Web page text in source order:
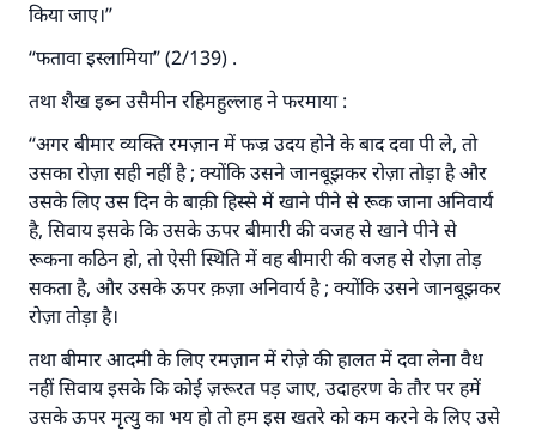
किया जाए।’’
‘‘फतावा इस्लामिया’’ (2/139) .
तथा शैख इब्न उसैमीन रहिमहुल्लाह ने फरमाया :
‘‘अगर बीमार व्यक्ति रमज़ान में फज्र उदय होने के बाद दवा पी ले, तो
उसका रोज़ा सही नहीं है ; क्योंकि उसने जानबूझकर रोज़ा तोड़ा है और
उसके लिए उस दिन के बाक़ी हिस्से में खाने पीने से रूक जाना अनिवार्य
है, सिवाय इसके कि उसके ऊपर बीमारी की वजह से खाने पीने से
रूकना कठिन हो, तो ऐसी स्थिति में वह बीमारी की वजह से रोज़ा तोड़
सकता है, और उसके ऊपर क़ज़ा अनिवार्य है ; क्योंकि उसने जानबूझकर
रोज़ा तोड़ा है।
तथा बीमार आदमी के लिए रमज़ान में रोज़े की हालत में दवा लेना वैध
नहीं सिवाय इसके कि कोई ज़रूरत पड़ जाए, उदाहरण के तौर पर हमें
उसके ऊपर मृत्यु का भय हो तो हम इस खतरे को कम करने के लिए उसे